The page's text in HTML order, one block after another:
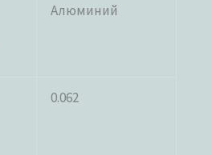
Алюминий
0.062